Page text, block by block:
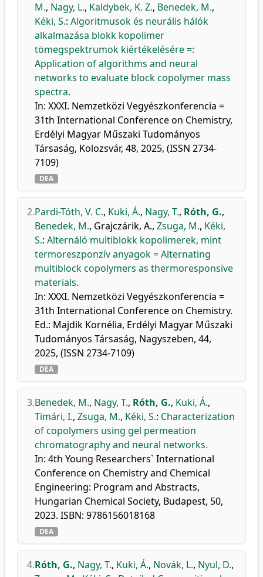
M., Nagy, L., Kaldybek, K. Z., Benedek, M.,
Kéki, S.: Algoritmusok és neurális hálók
alkalmazása blokk kopolimer
tömegspektrumok kiértékelésére =:
Application of algorithms and neural
networks to evaluate block copolymer mass
spectra.
In: XXXI. Nemzetközi Vegyészkonferencia =
31th International Conference on Chemistry,
Erdélyi Magyar Műszaki Tudományos
Társaság, Kolozsvár, 48, 2025, (ISSN 2734-
7109)
DEA
2.Pardi-Tóth, V. C., Kuki, Á., Nagy, T., Róth, G.,
Benedek, M., Grajczárik, A., Zsuga, M., Kéki,
S.: Alternáló multiblokk kopolimerek, mint
termoreszponzív anyagok = Alternating
multiblock copolymers as thermoresponsive
materials.
In: XXXI. Nemzetközi Vegyészkonferencia =
31th International Conference on Chemistry.
Ed.: Majdik Kornélia, Erdélyi Magyar Műszaki
Tudományos Társaság, Nagyszeben, 44,
2025, (ISSN 2734-7109)
DEA
3.Benedek, M., Nagy, T., Róth, G., Kuki, Á.,
Timári, I., Zsuga, M., Kéki, S.: Characterization
of copolymers using gel permeation
chromatography and neural networks.
In: 4th Young Researchers` International
Conference on Chemistry and Chemical
Engineering: Program and Abstracts,
Hungarian Chemical Society, Budapest, 50,
2023. ISBN: 9786156018168
DEA
4.Róth, G., Nagy, T., Kuki, Á., Novák, L., Nyul, D.,